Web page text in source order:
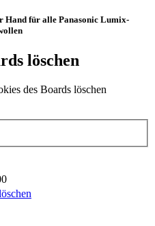
Hand für alle Panasonic Lumix-
löschen
des Boards löschen